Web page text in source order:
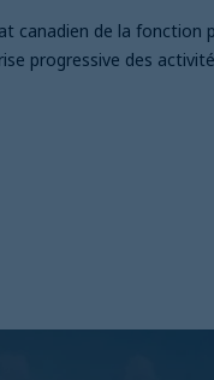
canadien de la fonction
progressive des